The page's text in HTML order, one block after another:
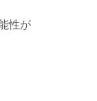
性が